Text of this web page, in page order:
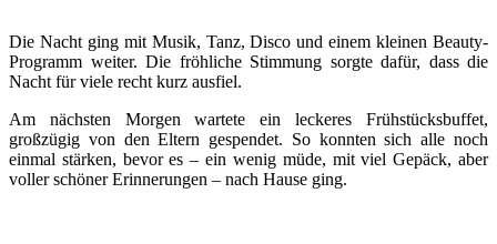
Die Nacht ging mit Musik, Tanz, Disco und einem kleinen Beauty-
Programm weiter. Die fröhliche Stimmung sorgte dafür, dass die
Nacht für viele recht kurz ausfiel.
Am nächsten Morgen wartete ein leckeres Frühstücksbuffet,
großzügig von den Eltern gespendet. So konnten sich alle noch
einmal stärken, bevor es – ein wenig müde, mit viel Gepäck, aber
voller schöner Erinnerungen – nach Hause ging.